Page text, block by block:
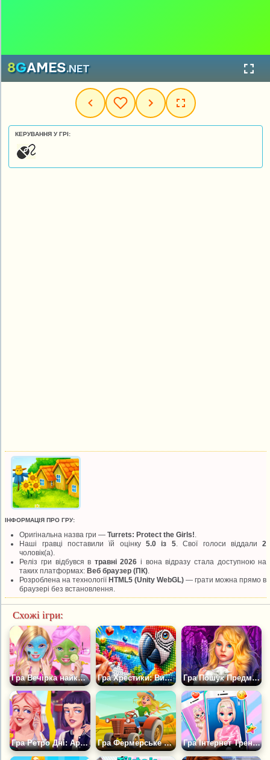
КЕРУВАННЯ У ГРІ:
ІНФОРМАЦІЯ ПРО ГРУ:
Оригінальна назва гри —Turrets: Protect the Girls!
Наші гравці поставили їй оцінку5.0 із 5. Свої голоси віддали2
чоловік(а).
Реліз гри відбувся в травні 2026 і вона відразу стала доступною на
таких платформах:Веб браузер (ПК)
Розроблена на технологіїHTML5 (Unity WebGL) — грати можна прямо в
браузері без встановлення.
Схожі ігри:
Гра Вечірка найкращих друзів із ночівлею Гра Хрестики: Вишиваємо за Номерами Гра Пошук Предметів: Дівчинка і Кіт
Гра Ретро Дні: Аркади Гра Фермерське Життя для Дівчаток Гра Інтернет Тренди Хештег Хештег Челендж